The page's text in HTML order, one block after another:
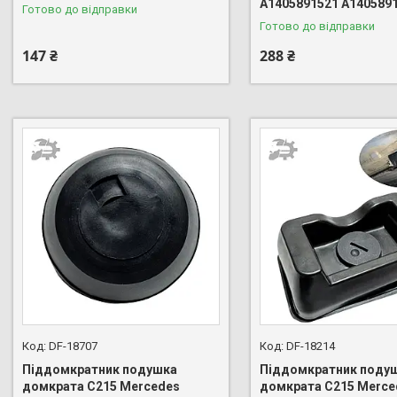
Готово до відправки
147 ₴
A1405891521
Готово до відправки
288 ₴
DF-18707
Піддомкратник подушка
домкрата C215 Mercedes
DF-18214
Піддомкратник
домкрата C215